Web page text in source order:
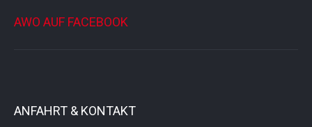
AWO AUF FACEBOOK
ANFAHRT & KONTAKT